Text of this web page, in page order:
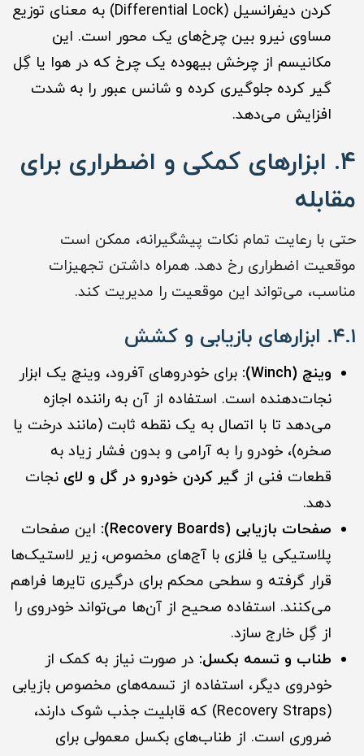
کردن دیفرانسیل (Differential Lock) به معنای توزیع
مساوی نیرو بین چرخ‌های یک محور است. این
مکانیسم از چرخش بیهوده یک چرخ که در هوا یا گِل
گیر کرده جلوگیری کرده و شانس عبور را به شدت
افزایش می‌دهد.
۴. ابزارهای کمکی و اضطراری برای
مقابله
حتی با رعایت تمام نکات پیشگیرانه، ممکن است
موقعیت اضطراری رخ دهد. همراه داشتن تجهیزات
مناسب، می‌تواند این موقعیت را مدیریت کند.
۴.۱. ابزارهای بازیابی و کشش
وینچ (Winch):
برای خودروهای آفرود، وینچ یک ابزار
نجات‌دهنده است. استفاده از آن به راننده اجازه
می‌دهد تا با اتصال به یک نقطه ثابت (مانند درخت یا
صخره)، خودرو را به آرامی و بدون فشار زیاد به
قطعات فنی از گیر کردن خودرو در گل و لای نجات
دهد.
صفحات بازیابی (Recovery Boards):
این صفحات
پلاستیکی یا فلزی با آج‌های مخصوص، زیر لاستیک‌ها
قرار گرفته و سطحی محکم برای درگیری تایرها فراهم
می‌کنند. استفاده صحیح از آن‌ها می‌تواند خودروی را
از گِل خارج سازد.
طناب و تسمه بکسل: در صورت نیاز به کمک از
خودروی دیگر، استفاده از تسمه‌های مخصوص بازیابی
(Recovery Straps) که قابلیت جذب شوک دارند،
ضروری است. از طناب‌های بکسل معمولی برای